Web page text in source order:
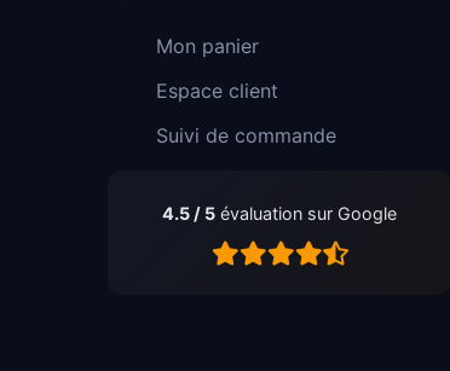
Mon panier
Espace client
Suivi de commande
4.5 / 5 évaluation sur Google